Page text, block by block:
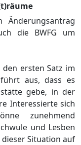
die BWFG um
ersten Satz im
aus, dass es
gebe, in der
Interessierte sich
zunehmend
und Lesben
Situation auf